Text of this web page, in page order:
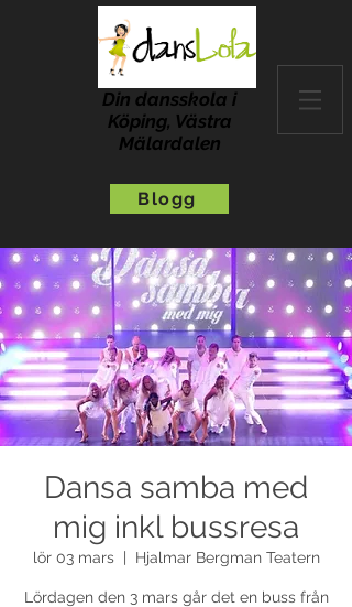
Din dansskola i
Köping, Västra
Mälardalen
Blogg
Dansa samba med
mig inkl bussresa
lör 03 mars
  |
Hjalmar Bergman Teatern
Lördagen den 3 mars går det en buss från